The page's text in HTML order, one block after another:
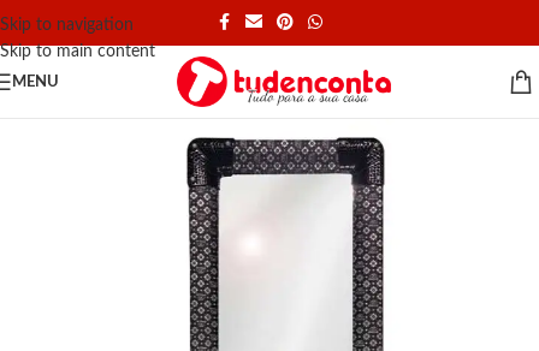
Skip to navigation
Skip to main content
MENU